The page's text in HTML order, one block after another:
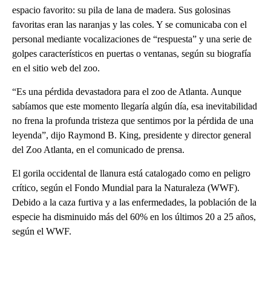
espacio favorito: su pila de lana de madera. Sus golosinas
favoritas eran las naranjas y las coles. Y se comunicaba con el
personal mediante vocalizaciones de “respuesta” y una serie de
golpes característicos en puertas o ventanas, según su biografía
en el sitio web del zoo.
“Es una pérdida devastadora para el zoo de Atlanta. Aunque
sabíamos que este momento llegaría algún día, esa inevitabilidad
no frena la profunda tristeza que sentimos por la pérdida de una
leyenda”, dijo Raymond B. King, presidente y director general
del Zoo Atlanta, en el comunicado de prensa.
El gorila occidental de llanura está catalogado como en peligro
crítico, según el Fondo Mundial para la Naturaleza (WWF).
Debido a la caza furtiva y a las enfermedades, la población de la
especie ha disminuido más del 60% en los últimos 20 a 25 años,
según el WWF.